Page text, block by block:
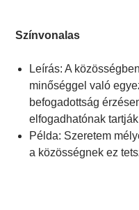
Színvonalas
Leírás: A
minőséggel való
befogadottság
elfogadhatónak
Példa: Szeretem
a közösségnek ez